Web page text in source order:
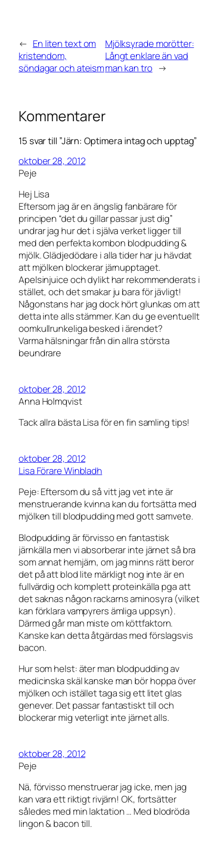
← En liten text om
kristendom,
söndagar och ateism
Mjölksyrade morötter:
Långt enklare än vad
man kan tro →
Kommentarer
15 svar till ”Järn: Optimera intag och upptag”
oktober 28, 2012
Peje
Hej Lisa
Eftersom jag är en ängslig fanbärare för
principen “det du gillar passar just dig”
undrar jag hur det i själva verket ligger till
med den perfekta kombon blodpudding &
mjölk. Glädjedödare i alla tider har ju hävdat
att mjölken blockerar järnupptaget.
Apelsinjuice och dylikt har rekommenderats i
stället, och det smakar ju bara för jävligt!
Någonstans har jag dock hört glunkas om att
detta inte alls stämmer. Kan du ge eventuellt
oomkullrunkeliga besked i ärendet?
Varma hälsningar från din allra största
beundrare
oktober 28, 2012
Anna Holmqvist
Tack allra bästa Lisa för en fin samling tips!
oktober 28, 2012
Lisa Förare Winbladh
Peje: Eftersom du så vitt jag vet inte är
menstruerande kvinna kan du fortsätta med
mjölken till blodpudding med gott samvete.
Blodpudding är förvisso en fantastisk
järnkälla men vi absorberar inte järnet så bra
som annat hemjärn, om jag minns rätt beror
det på att blod lite märkligt nog inte är en
fullvärdig och komplett proteinkälla pga att
det saknas någon rackarns aminosyra (vilket
kan förklara vampyrers ämliga uppsyn).
Därmed går man miste om köttfaktorn.
Kanske kan detta åtgärdas med förslagsvis
bacon.
Hur som helst: äter man blodpudding av
medicinska skäl kanske man bör hoppa över
mjölken och istället taga sig ett litet glas
genever. Det passar fantastiskt till och
blockerar mig veterligt inte järnet alls.
oktober 28, 2012
Peje
Nä, förvisso menstruerar jag icke, men jag
kan vara ett riktigt rivjärn! OK, fortsätter
således med min laktation … Med blodröda
lingon & bacon till.